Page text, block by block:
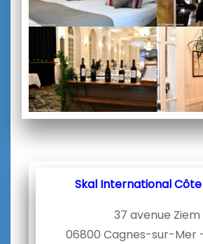
Skal International Côte
37 avenue Ziem
06800 Cagnes-sur-Mer